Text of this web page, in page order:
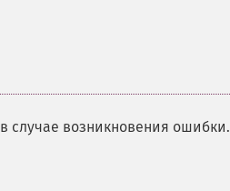
в случае возникновения ошибки.